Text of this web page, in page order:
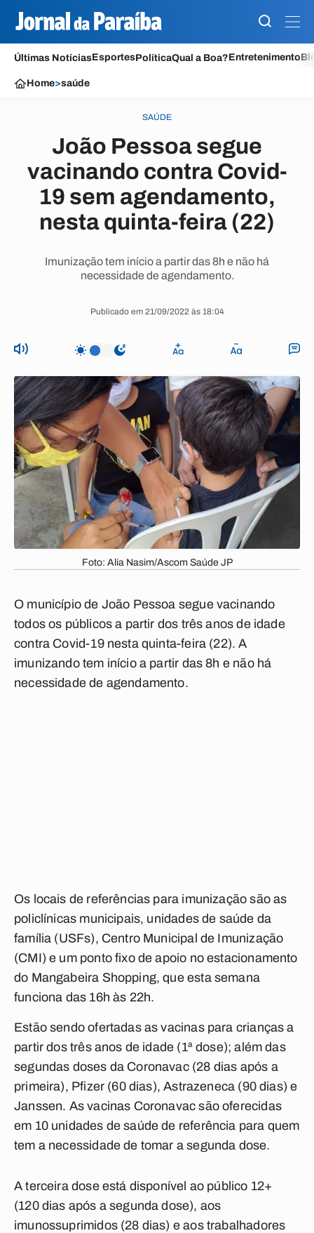
Últimas NotíciasEsportesPolíticaQual a Boa?Entretenimento
Home>saúde
SAÚDE
João Pessoa segue
vacinando contra Covid-
19 sem agendamento,
nesta quinta-feira (22)
Imunização tem início a partir das 8h e não há
necessidade de agendamento.
Publicado em 21/09/2022 às 18:04
Foto: Alia Nasim/Ascom Saúde JP
O município de João Pessoa segue vacinando
todos os públicos a partir dos três anos de idade
contra Covid-19 nesta quinta-feira (22). A
imunizando tem início a partir das 8h e não há
necessidade de agendamento.
Os locais de referências para imunização são as
policlínicas municipais, unidades de saúde da
família (USFs), Centro Municipal de Imunização
(CMI) e um ponto fixo de apoio no estacionamento
do Mangabeira Shopping, que esta semana
funciona das 16h às 22h.
Estão sendo ofertadas as vacinas para crianças a
partir dos três anos de idade (1ª dose); além das
segundas doses da Coronavac (28 dias após a
primeira), Pfizer (60 dias), Astrazeneca (90 dias) e
Janssen. As vacinas Coronavac são oferecidas
em 10 unidades de saúde de referência para quem
tem a necessidade de tomar a segunda dose.
A terceira dose está disponível ao público 12+
(120 dias após a segunda dose), aos
imunossuprimidos (28 dias) e aos trabalhadores